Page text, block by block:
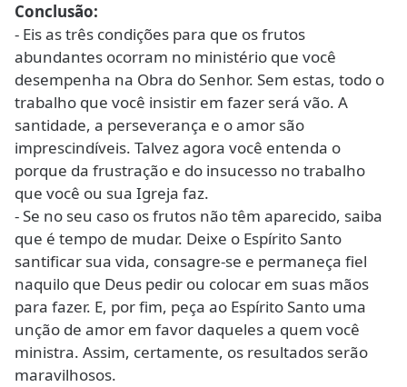
Conclusão:
- Eis as três condições para que os frutos
abundantes ocorram no ministério que você
desempenha na Obra do Senhor. Sem estas, todo o
trabalho que você insistir em fazer será vão. A
santidade, a perseverança e o amor são
imprescindíveis. Talvez agora você entenda o
porque da frustração e do insucesso no trabalho
que você ou sua Igreja faz.
- Se no seu caso os frutos não têm aparecido, saiba
que é tempo de mudar. Deixe o Espírito Santo
santificar sua vida, consagre-se e permaneça fiel
naquilo que Deus pedir ou colocar em suas mãos
para fazer. E, por fim, peça ao Espírito Santo uma
unção de amor em favor daqueles a quem você
ministra. Assim, certamente, os resultados serão
maravilhosos.